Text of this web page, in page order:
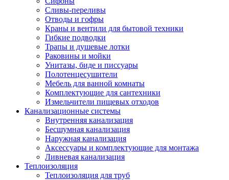
Сливы-переливы
Отводы и гофры
Краны и вентили для бытовой техники
Гибкие подводки
Трапы и душевые лотки
Раковины и мойки
Унитазы, биде и писсуары
Полотенцесушители
Мебель для ванной комнаты
Комплектующие для сантехники
Измельчители пищевых отходов
Канализационные системы
Внутренняя канализация
Бесшумная канализация
Наружная канализация
Аксессуары и комплектующие для монтажа
Ливневая канализация
Теплоизоляция
Теплоизоляция для труб